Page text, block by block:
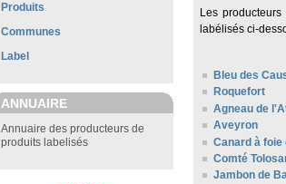
Produits
Communes
Label
ANNUAIRE
Annuaire des producteurs de
produits labelisés
Les
labélisés ci-
Bleu des
Roquefort
Agneau de
Aveyron
Canard à foie
Comté
Jambon de